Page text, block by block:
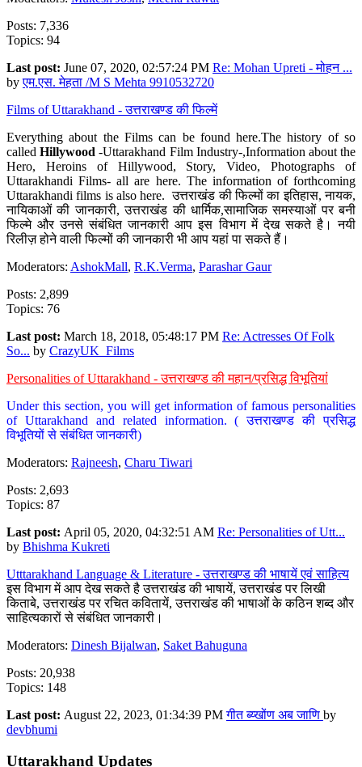
Posts: 7,336
Topics: 94
Last post: June 07, 2020, 02:57:24 PM Re: Mohan Upreti - मोहन ...
byएम.एस. मेहता /M S Mehta 9910532720
Films of Uttarakhand - उत्तराखण्ड की फिल्में
Everything about the Films can be found here.The history of so
calledHillywood-Uttarakhand Film Industry-,Information about the
Hero, Heroins of Hillywood, Story, Video, Photographs of
Uttarakhandi Films- all are here. The information of forthcoming
Uttarakhandi films is also here. उत्तराखंड की फिल्मों का इतिहास, नायक,
नायिकाओं की जानकारी, उत्तराखंड की धार्मिक,सामाजिक समस्याओं पर बनी
फिल्मे और उनसे संबंधित जानकारी आप इस विभाग में देख सकते है। नयी
रिलीज़ होने वाली फिल्मों की जानकारी भी आप यहां पा सकते हैं।
Moderators: AshokMall, R.K.Verma, Parashar Gaur
Posts: 2,899
Topics: 76
Last post: March 18, 2018, 05:48:17 PM Re: Actresses Of Folk
So... by CrazyUK_Films
Personalities of Uttarakhand - उत्तराखण्ड की महान/प्रसिद्ध विभूतियां
Under this section, you will get information of famous personalities
of Uttarakhand and related information. ( उत्तराखण्ड की प्रसिद्ध
विभूतियों से संबंधित जानकारी)
Moderators: Rajneesh, Charu Tiwari
Posts: 2,693
Topics: 87
Last post: April 05, 2020, 04:32:51 AM Re: Personalities of Utt...
by Bhishma Kukreti
Utttarakhand Language & Literature - उत्तराखण्ड की भाषायें एवं साहित्य
इस विभाग में आप देख सकते है उत्तराखंड की भाषायें, उत्तराखंड पर लिखी
किताबे, उत्तराखंड पर रचित कवितायें, उत्तराखंड की भाषाओं के कठिन शब्द और
साहित्यकारों से संबंधित जानकारी।
Moderators: Dinesh Bijalwan, Saket Bahuguna
Posts: 20,938
Topics: 148
Last post: August 22, 2023, 01:34:39 PMगीत ब्य्खोंण अब जाणि by
devbhumi
Uttarakhand Updates